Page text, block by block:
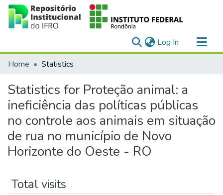
Log In (current)
Communities & Collections
Home Statistics
Statistics for Proteção animal: a
ineficiência das políticas públicas
no controle aos animais em situação
de rua no município de Novo
Horizonte do Oeste - RO
Total visits